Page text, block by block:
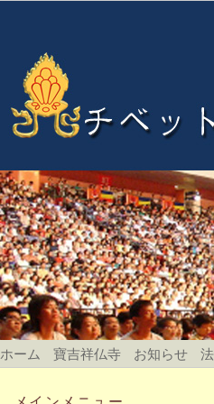
ホーム 寶吉祥仏寺 お知らせ